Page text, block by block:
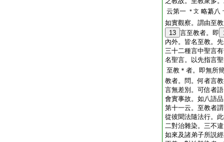
云第一 ＊文 略纂八
如實觀察。謂由至
13 言至教者。即
內外。皆名至教。
三十二種言中聖言
名聖言。以先指言
至教＊者。即無所
教者。問。何者言
言無差別。可信者
會實事故。如八語
第十一云。至教者
從彼聞法隨法行。
二對治雜染。三不
如來及諸弟子所説